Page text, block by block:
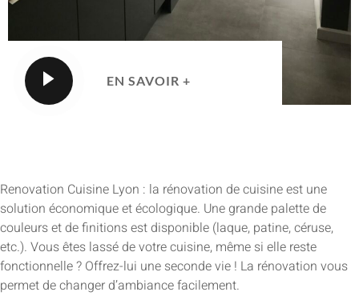
EN SAVOIR +
Renovation Cuisine Lyon : la rénovation de cuisine est une
solution économique et écologique. Une grande palette de
couleurs et de finitions est disponible (laque, patine, céruse,
etc.). Vous êtes lassé de votre cuisine, même si elle reste
fonctionnelle ? Offrez-lui une seconde vie ! La rénovation vous
permet de changer d’ambiance facilement.